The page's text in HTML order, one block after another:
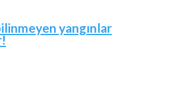
yangınlar